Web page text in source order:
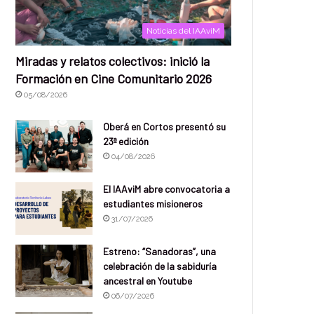
Noticias del IAAviM
Miradas y relatos colectivos: inició la
Formación en Cine Comunitario 2026
05/08/2026
Oberá en Cortos presentó su
23ª edición
04/08/2026
El IAAviM abre convocatoria a
estudiantes misioneros
31/07/2026
Estreno: “Sanadoras”, una
celebración de la sabiduría
ancestral en Youtube
06/07/2026